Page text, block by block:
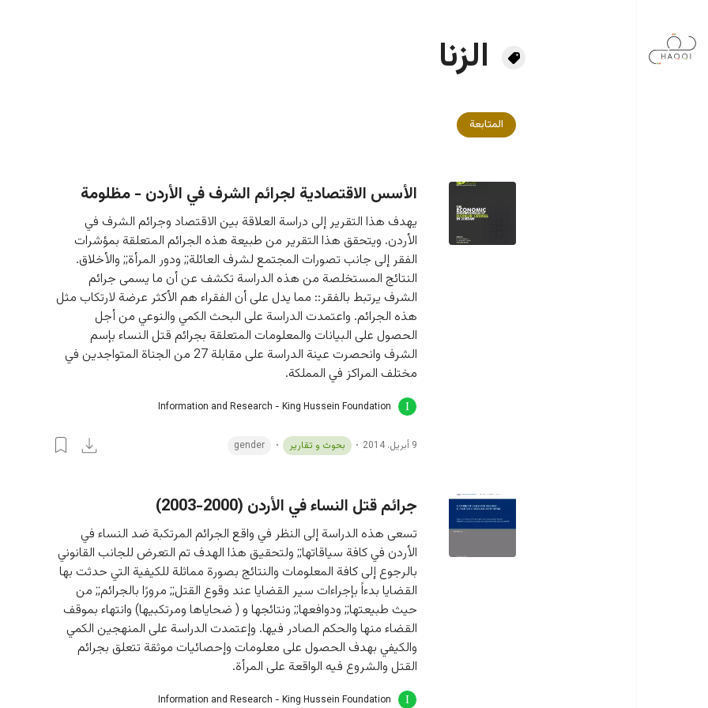
الزنا
المتابعة
الأسس الاقتصادية لجرائم الشرف في الأردن - مظلومة
يهدف هذا التقرير إلى دراسة العلاقة بين الاقتصاد وجرائم الشرف في
الأردن. ويتحقق هذا التقرير من طبيعة هذه الجرائم المتعلقة بمؤشرات
الفقر إلى جانب تصورات المجتمع لشرف العائلة;; ودور المرأة;; والأخلاق.
النتائج المستخلصة من هذه الدراسة تكشف عن أن ما يسمى جرائم
الشرف يرتبط بالفقر:: مما يدل على أن الفقراء هم الأكثر عرضة لارتكاب مثل
هذه الجرائم. واعتمدت الدراسة على البحث الكمي والنوعي من أجل
الحصول على البيانات والمعلومات المتعلقة بجرائم قتل النساء بإسم
الشرف وانحصرت عينة الدراسة على مقابلة 27 من الجناة المتواجدين في
مختلف المراكز في المملكة.
Information and Research - King Hussein Foundation
9 أبريل، 2014 بحوث و تقارير gender
جرائم قتل النساء في الأردن (2000-2003)
تسعى هذه الدراسة إلى النظر في واقع الجرائم المرتكبة ضد النساء في
الأردن في كافة سياقاتها;; ولتحقيق هذا الهدف تم التعرض للجانب القانوني
بالرجوع إلى كافة المعلومات والنتائج بصورة مماثلة للكيفية التي حدثت بها
القضايا بدءاً بإجراءات سير القضايا عند وقوع القتل;; مرورًا بالجرائم;; من
حيث طبيعتها;; ودوافعها;; ونتائجها و ( ضحاياها ومرتكبيها) وانتهاء بموقف
القضاء منها والحكم الصادر فيها. وإعتمدت الدراسة على المنهجين الكمي
والكيفي بهدف الحصول على معلومات وإحصائيات موثقة تتعلق بجرائم
القتل والشروع فيه الواقعة على المرأة.
Information and Research - King Hussein Foundation